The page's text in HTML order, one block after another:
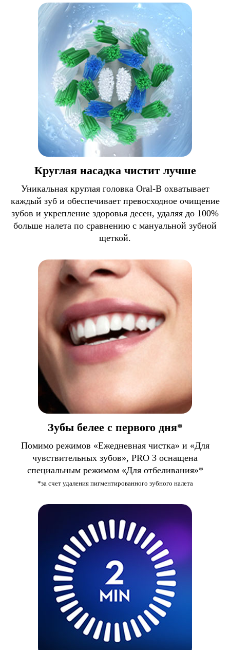
Круглая насадка чистит лучше
Уникальная круглая головка Oral-B охватывает
каждый зуб и обеспечивает превосходное очищение
зубов и укрепление здоровья десен, удаляя до 100%
больше налета по сравнению с мануальной зубной
щеткой.
Зубы белее с первого дня*
Помимо режимов «Ежедневная чистка» и «Для
чувствительных зубов», PRO 3 оснащена
специальным режимом «Для отбеливания»*
*за счет удаления пигментированного зубного налета